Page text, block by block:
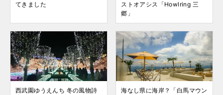
てきました
ストオアシス「Howlring 三
郷」
西武園ゆうえんち 冬の風物詩
海なし県に海岸？「白馬マウン